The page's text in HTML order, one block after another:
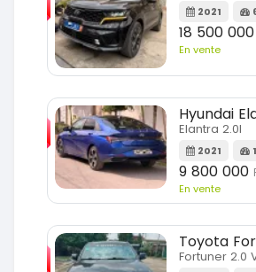
2021
18 500 000
En vente
Hyundai
Elantra 2.0l
2021
9 800 000
En vente
Toyota
Fortuner 2.0